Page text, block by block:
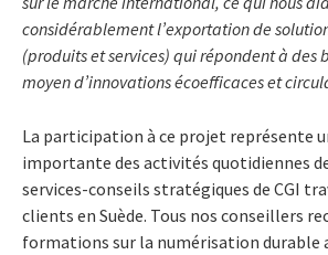
considérablement l’exportation de
(produits et services) qui répondent à des
moyen d’innovations écoefficaces et
La participation à ce projet représente
importante des activités quotidiennes
services-conseils stratégiques de CGI
clients en Suède. Tous nos conseillers
formations sur la numérisation durable